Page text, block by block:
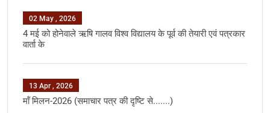
02 May , 2026
4 मई को होनेवाले ऋषि गालव विश्व विद्यालय के पूर्व की तेयारी एवं पत्रकार
वार्ता के
13 Apr , 2026
मॉं मिलन-2026 (समाचार पत्र की दृष्टि से.......)